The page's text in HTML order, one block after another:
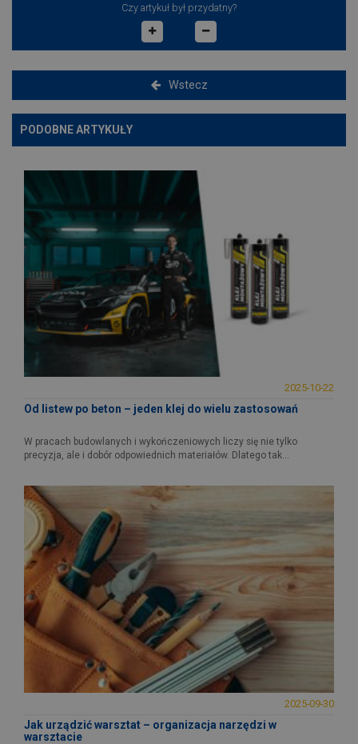
Czy artykuł był przydatny?
Wstecz
PODOBNE ARTYKUŁY
2025-10-22
Od listew po beton – jeden klej do wielu zastosowań
W pracach budowlanych i wykończeniowych liczy się nie tylko
precyzja, ale i dobór odpowiednich materiałów. Dlatego tak...
2025-09-30
Jak urządzić warsztat – organizacja narzędzi w
warsztacie